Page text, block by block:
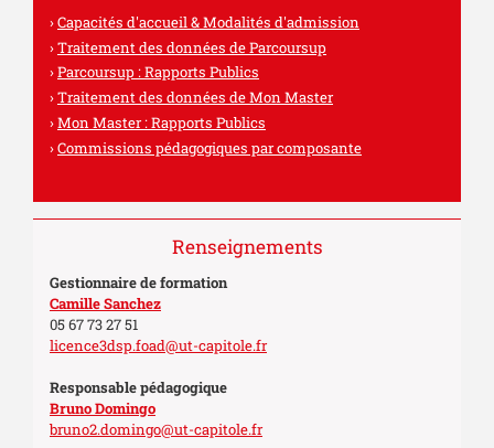
Capacités d'accueil & Modalités d'admission
Traitement des données de Parcoursup
Parcoursup : Rapports Publics
Traitement des données de Mon Master
Mon Master : Rapports Publics
Commissions pédagogiques par composante
Renseignements
Gestionnaire de formation
Camille Sanchez
05 67 73 27 51
licence3dsp.foad@ut-capitole.fr
Responsable pédagogique
Bruno Domingo
bruno2.domingo@ut-capitole.fr